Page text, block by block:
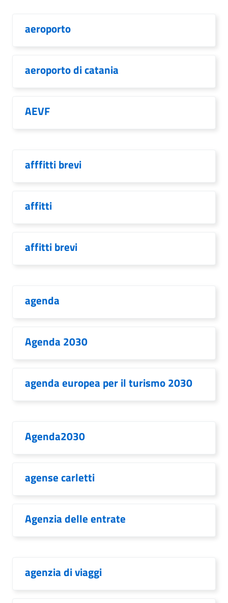
aeroporto
aeroporto di catania
AEVF
afffitti brevi
affitti
affitti brevi
agenda
Agenda 2030
agenda europea per il turismo 2030
Agenda2030
agense carletti
Agenzia delle entrate
agenzia di viaggi